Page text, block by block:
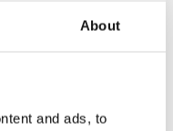
About
and ads, to